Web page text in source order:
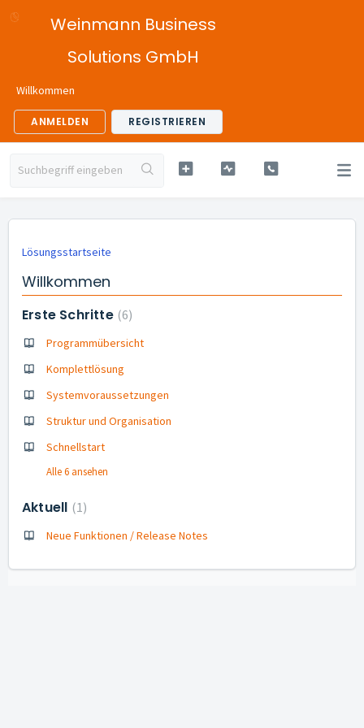
Weinmann Business
Solutions GmbH
Willkommen
ANMELDEN REGISTRIEREN
Lösungsstartseite
Willkommen
Erste Schritte 6
Programmübersicht
Komplettlösung
Systemvoraussetzungen
Struktur und Organisation
Schnellstart
Alle 6 ansehen
Aktuell 1
Neue Funktionen / Release Notes